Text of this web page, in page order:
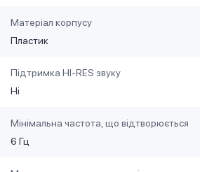
Матеріал корпусу
Пластик
Підтримка HI-RES звуку
Ні
Мінімальна частота, що відтворюється
6 Гц